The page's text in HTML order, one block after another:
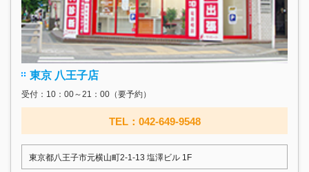
東京 八王子店
受付：10：00～21：00（要予約）
TEL：042-649-9548
東京都八王子市元横山町2-1-13 塩澤ビル 1F